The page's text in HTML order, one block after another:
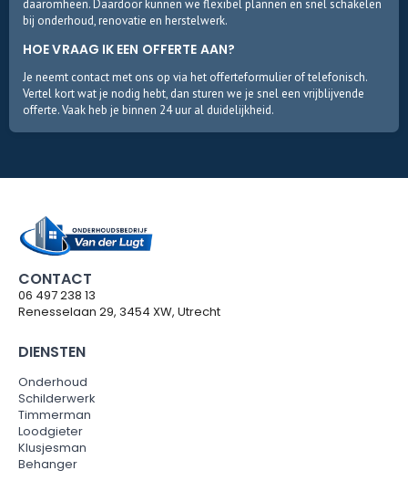
daaromheen. Daardoor kunnen we flexibel plannen en snel schakelen
bij onderhoud, renovatie en herstelwerk.
HOE VRAAG IK EEN OFFERTE AAN?
Je neemt contact met ons op via het offerteformulier of telefonisch.
Vertel kort wat je nodig hebt, dan sturen we je snel een vrijblijvende
offerte. Vaak heb je binnen 24 uur al duidelijkheid.
CONTACT
06 497 238 13
Renesselaan 29, 3454 XW, Utrecht
DIENSTEN
Onderhoud
Schilderwerk
Timmerman
Loodgieter
Klusjesman
Behanger